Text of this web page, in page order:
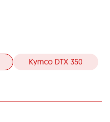
Kymco DTX 350